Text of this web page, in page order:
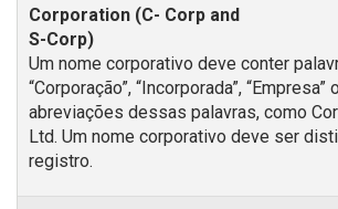
Um nome corporativo deve conter
“Corporação”, “Incorporada”, “Empresa”
abreviações dessas palavras, como
Ltd. Um nome corporativo deve ser
registro.